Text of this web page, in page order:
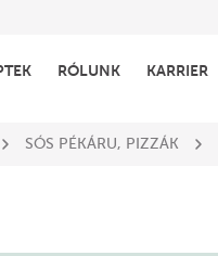
RÓLUNK KARRIER
SÓS PÉKÁRU, PIZZÁK